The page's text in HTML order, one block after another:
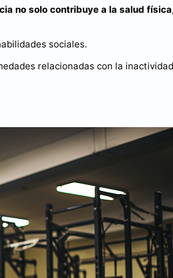
no solo contribuye a la salud
sociales.
relacionadas con la